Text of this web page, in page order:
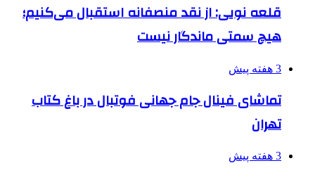
قلعه نویی: از نقد منصفانه استقبال می‌کنیم؛
هیچ سمتی ماندگار نیست
3 هفته پیش
تماشای فینال جام جهانی فوتبال در باغ کتاب
تهران
3 هفته پیش